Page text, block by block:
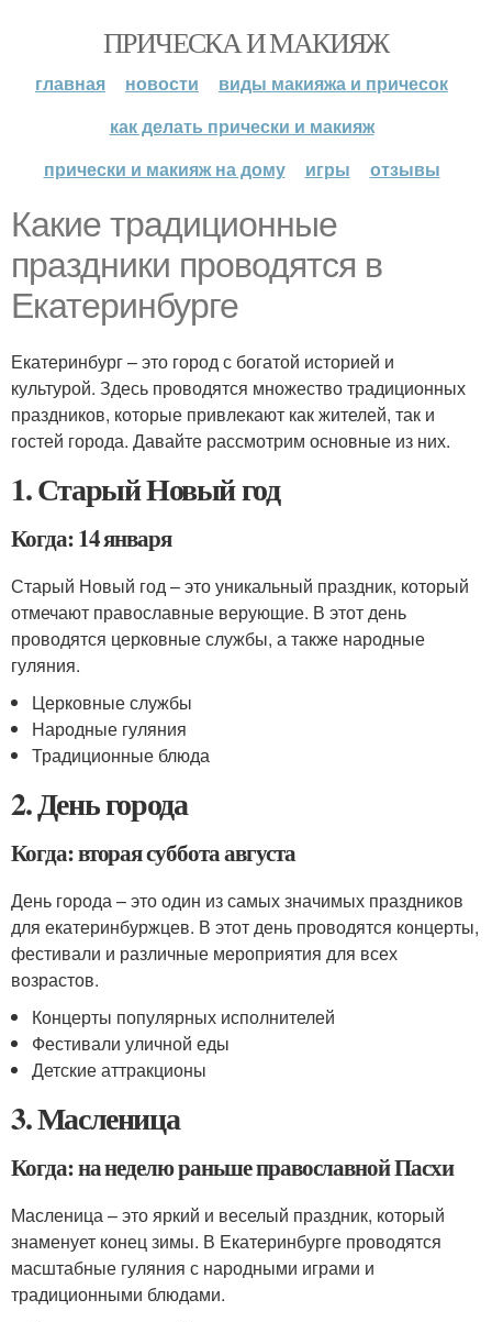
ПРИЧЕСКА И МАКИЯЖ
главная новости
виды макияжа и причесок
как делать прически и макияж
прически и макияж на дому
игры отзывы
Какие традиционные
праздники проводятся в
Екатеринбурге
Екатеринбург – это город с богатой историей и
культурой. Здесь проводятся множество традиционных
праздников, которые привлекают как жителей, так и
гостей города. Давайте рассмотрим основные из них.
1. Старый Новый год
Когда: 14 января
Старый Новый год – это уникальный праздник, который
отмечают православные верующие. В этот день
проводятся церковные службы, а также народные
гуляния.
Церковные службы
Народные гуляния
Традиционные блюда
2. День города
Когда: вторая суббота августа
День города – это один из самых значимых праздников
для екатеринбуржцев. В этот день проводятся концерты,
фестивали и различные мероприятия для всех
возрастов.
Концерты популярных исполнителей
Фестивали уличной еды
Детские аттракционы
3. Масленица
Когда: на неделю раньше православной Пасхи
Масленица – это яркий и веселый праздник, который
знаменует конец зимы. В Екатеринбурге проводятся
масштабные гуляния с народными играми и
традиционными блюдами.